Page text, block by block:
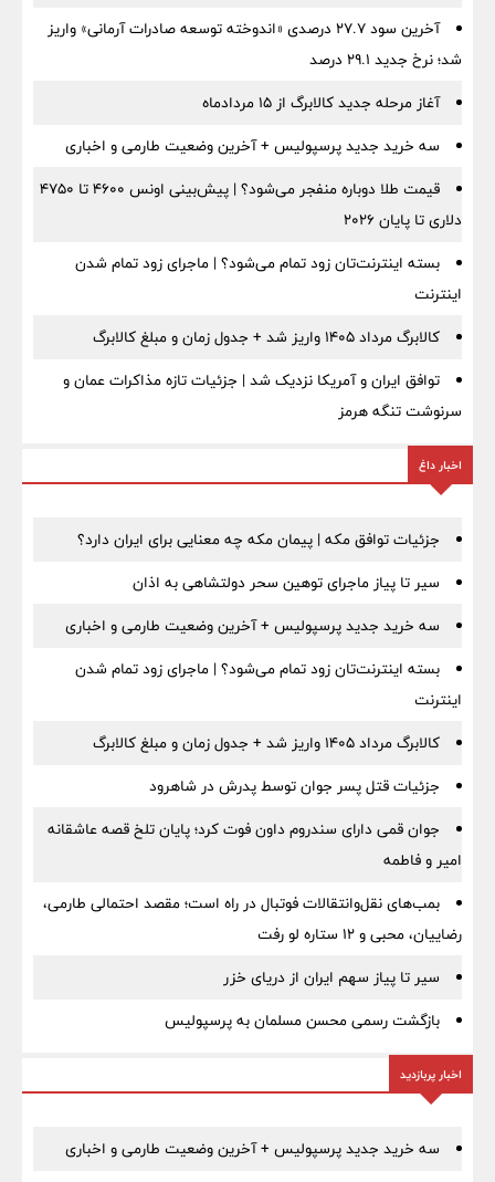
آخرین سود ۲۷.۷ درصدی «اندوخته توسعه صادرات آرمانی» واریز
شد؛ نرخ جدید ۲۹.۱ درصد
آغاز مرحله جدید کالابرگ از ۱۵ مردادماه
سه خرید جدید پرسپولیس + آخرین وضعیت طارمی و اخباری
قیمت طلا دوباره منفجر می‌شود؟ | پیش‌بینی اونس ۴۶۰۰ تا ۴۷۵۰
دلاری تا پایان ۲۰۲۶
بسته اینترنت‌تان زود تمام می‌شود؟ | ماجرای زود تمام شدن
اینترنت
کالابرگ مرداد ۱۴۰۵ واریز شد + جدول زمان و مبلغ کالابرگ
توافق ایران و آمریکا نزدیک شد | جزئیات تازه مذاکرات عمان و
سرنوشت تنگه هرمز
اخبار داغ
جزئیات توافق مکه | پیمان مکه چه معنایی برای ایران دارد؟
سیر تا پیاز ماجرای توهین سحر دولتشاهی به اذان
سه خرید جدید پرسپولیس + آخرین وضعیت طارمی و اخباری
بسته اینترنت‌تان زود تمام می‌شود؟ | ماجرای زود تمام شدن
اینترنت
کالابرگ مرداد ۱۴۰۵ واریز شد + جدول زمان و مبلغ کالابرگ
جزئیات قتل پسر جوان توسط پدرش در شاهرود
جوان قمی دارای سندروم داون فوت کرد؛ پایان تلخ قصه عاشقانه
امیر و فاطمه
بمب‌های نقل‌وانتقالات فوتبال در راه است؛ مقصد احتمالی طارمی،
رضاییان، محبی و ۱۲ ستاره لو رفت
سیر تا پیاز سهم ایران از دریای خزر
بازگشت رسمی محسن مسلمان به پرسپولیس
اخبار پربازدید
سه خرید جدید پرسپولیس + آخرین وضعیت طارمی و اخباری